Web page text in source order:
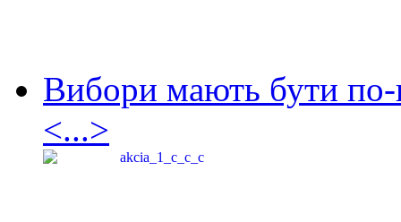
Вибори мають бути по-
<...>